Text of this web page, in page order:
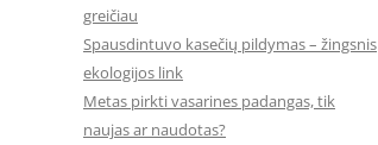
greičiau
Spausdintuvo kasečių pildymas – žingsnis
ekologijos link
Metas pirkti vasarines padangas, tik
naujas ar naudotas?